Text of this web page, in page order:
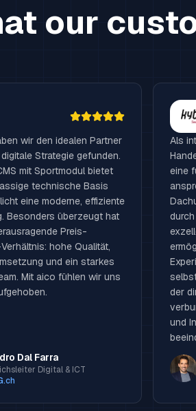
our
wir den idealen Partner
Strategie gefunden.
mit Sportmodul bietet
technische Basis
eine moderne, effiziente
Besonders überzeugt hat
Preis-
hohe Qualität,
und ein starkes
Mit aico fühlen wir uns
Dal Farra
Digital & ICT
Als
eine
der
und